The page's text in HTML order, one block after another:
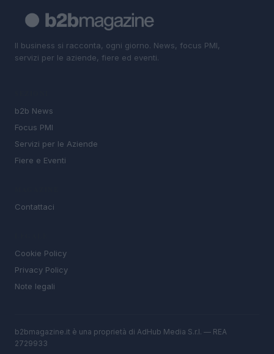
Il business si racconta, ogni giorno. News, focus PMI,
servizi per le aziende, fiere ed eventi.
b2b News
Focus PMI
Servizi per le Aziende
Fiere e Eventi
Contattaci
Cookie Policy
Privacy Policy
Note legali
b2bmagazine.it è una proprietà di AdHub Media S.r.l. — REA
2729933